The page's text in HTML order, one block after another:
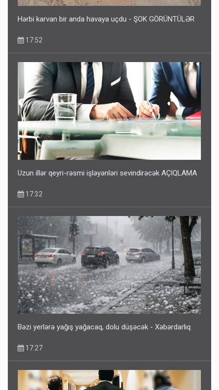
Hərbi karvan bir anda havaya uçdu - ŞOK GÖRÜNTÜLƏR
17:52
Uzun illər qeyri-rəsmi işləyənləri sevindirəcək AÇIQLAMA
17:32
Bəzi yerlərə yağış yağacaq, dolu düşəcək - Xəbərdarlıq
17:27